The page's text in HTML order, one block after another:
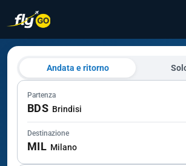
Andata e ritorno
Partenza
BDS Brindisi
Destinazione
MIL Milano